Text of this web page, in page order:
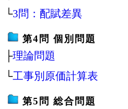
└3問：配賦差異
第4問 個別問題
├理論問題
└工事別原価計算表
第5問 総合問題